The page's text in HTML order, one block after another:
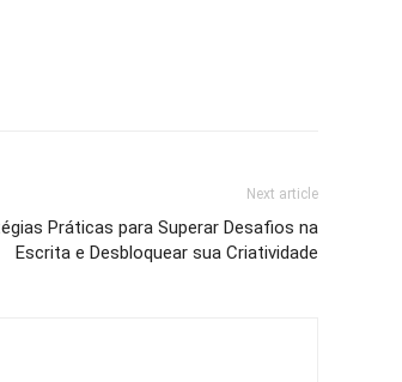
Next article
Práticas para Superar Desafios na
Escrita e Desbloquear sua Criatividade